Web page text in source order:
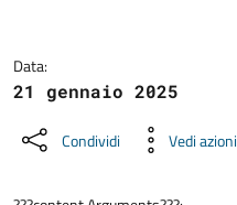
Data:
21 gennaio 2025
Condividi Vedi azioni